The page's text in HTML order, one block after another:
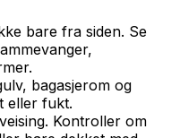
bare fra siden. Se
bagasjerom og
eller fukt.
Kontroller om